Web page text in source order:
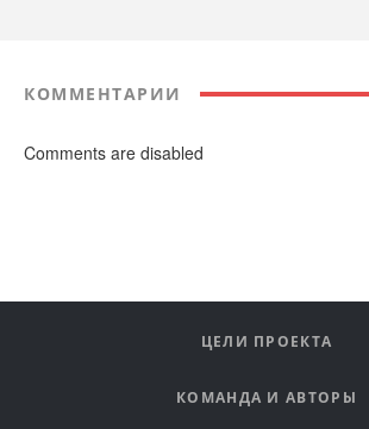
КОММЕНТАРИИ
Comments are disabled
ЦЕЛИ ПРОЕКТА
КОМАНДА И АВТОРЫ